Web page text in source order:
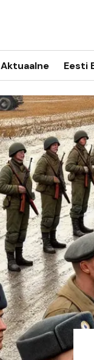
Aktuaalne Eesti